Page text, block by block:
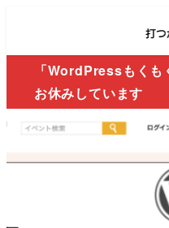
「WordPressもくも
お休みしています